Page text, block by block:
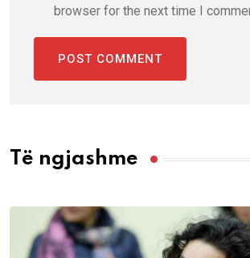
browser for the next time I
Të ngjashme